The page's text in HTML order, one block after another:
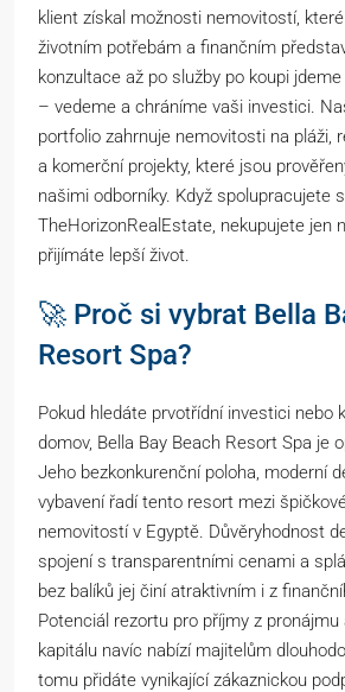
klient získal možnosti nemovitostí,
životním potřebám a finančním
konzultace až po služby po koupi
– vedeme a chráníme vaši investici.
portfolio zahrnuje nemovitosti na pláži,
a komerční projekty, které jsou
našimi odborníky. Když spolupracujete s
TheHorizonRealEstate, nekupujete jen
přijímáte lepší život.
🚀 Proč si vybrat Bella
Resort Spa?
Pokud hledáte prvotřídní investici nebo
domov, Bella Bay Beach Resort Spa je
Jeho bezkonkurenční poloha, moderní
vybavení řadí tento resort mezi
nemovitostí v Egyptě. Důvěryhodnost
spojení s transparentními cenami a
bez balíků jej činí atraktivním i z
Potenciál rezortu pro příjmy z pronájmu
kapitálu navíc nabízí majitelům
tomu přidáte vynikající zákaznickou